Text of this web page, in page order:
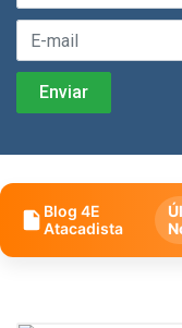
Blog 4E
Atacadista